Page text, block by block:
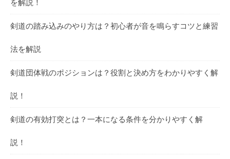
を解説！
剣道の踏み込みのやり方は？初心者が音を鳴らすコツと練習
法を解説
剣道団体戦のポジションは？役割と決め方をわかりやすく解
説！
剣道の有効打突とは？一本になる条件を分かりやすく解
説！